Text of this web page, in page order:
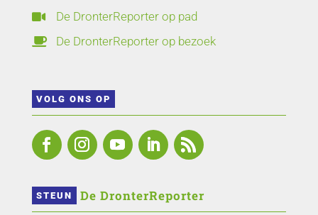
 De DronterReporter op pad
 De DronterReporter op bezoek
VOLG ONS OP
STEUN De DronterReporter